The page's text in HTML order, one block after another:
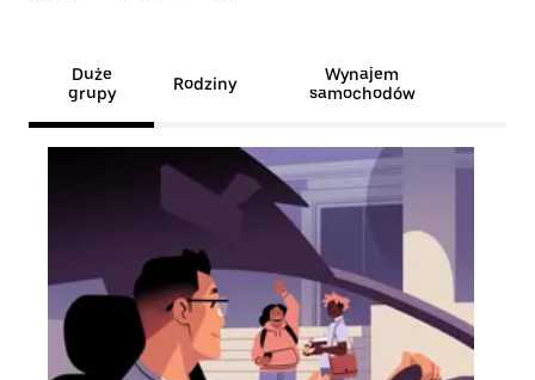
Duże
grupy
Rodziny
Wynajem
samochodów